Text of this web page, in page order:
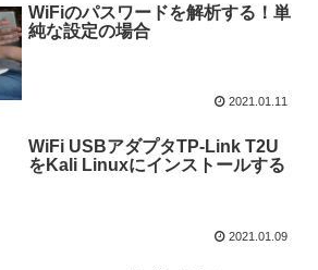
WiFiのパスワードを解析する！単
純な設定の場合
2021.01.11
WiFi USBアダプタTP-Link T2U
をKali Linuxにインストールする
2021.01.09